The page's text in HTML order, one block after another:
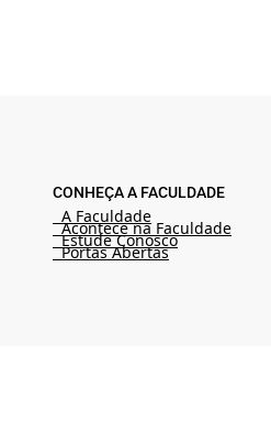
CONHEÇA A FACULDADE
A Faculdade
Acontece na Faculdade
Estude Conosco
Portas Abertas